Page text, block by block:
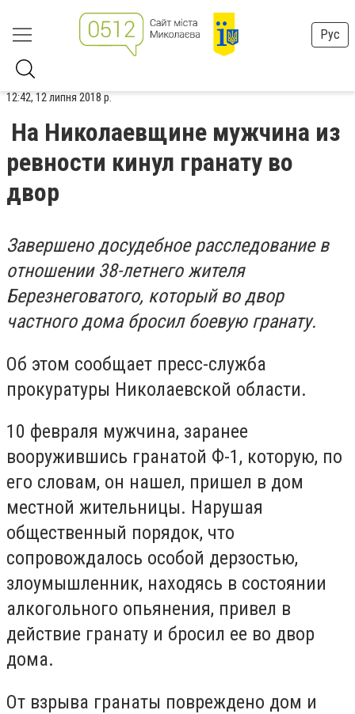
Рус
12:42, 12 липня 2018 р.
На Николаевщине мужчина из
ревности кинул гранату во
двор
Завершено досудебное расследование в
отношении 38-летнего жителя
Березнеговатого, который во двор
частного дома бросил боевую гранату.
Об этом сообщает пресс-служба
прокуратуры Николаевской области.
10 февраля мужчина, заранее
вооружившись гранатой Ф-1, которую, по
его словам, он нашел, пришел в дом
местной жительницы. Нарушая
общественный порядок, что
сопровождалось особой дерзостью,
злоумышленник, находясь в состоянии
алкогольного опьянения, привел в
действие гранату и бросил ее во двор
дома.
От взрыва гранаты повреждено дом и